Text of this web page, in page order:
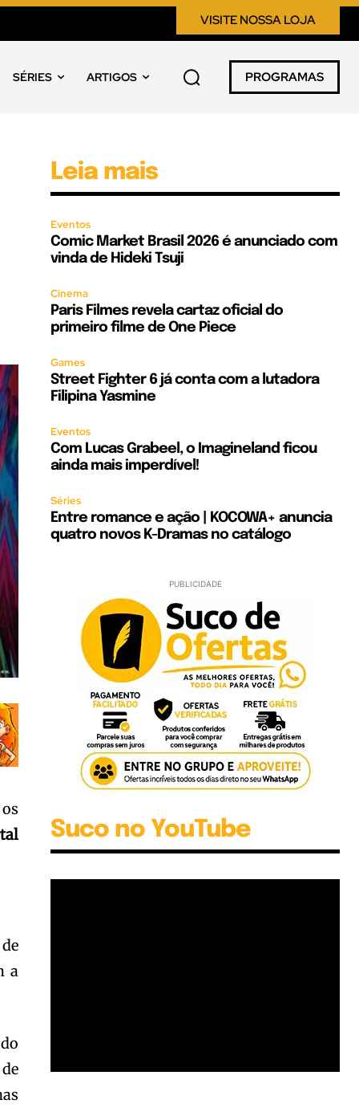
VISITE NOSSA LOJA
SÉRIES ARTIGOS PROGRAMAS
a
Leia mais
Eventos
Comic Market Brasil 2026 é anunciado com
vinda de Hideki Tsuji
Cinema
Paris Filmes revela cartaz oficial do
primeiro filme de One Piece
Games
Street Fighter 6 já conta com a lutadora
Filipina Yasmine
Eventos
Com Lucas Grabeel, o Imagineland ficou
ainda mais imperdível!
Séries
Entre romance e ação | KOCOWA+ anuncia
quatro novos K-Dramas no catálogo
PUBLICIDADE
Suco no YouTube